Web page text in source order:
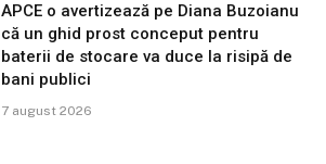
APCE o avertizează pe Diana Buzoianu
că un ghid prost conceput pentru
baterii de stocare va duce la risipă de
bani publici
7 august 2026